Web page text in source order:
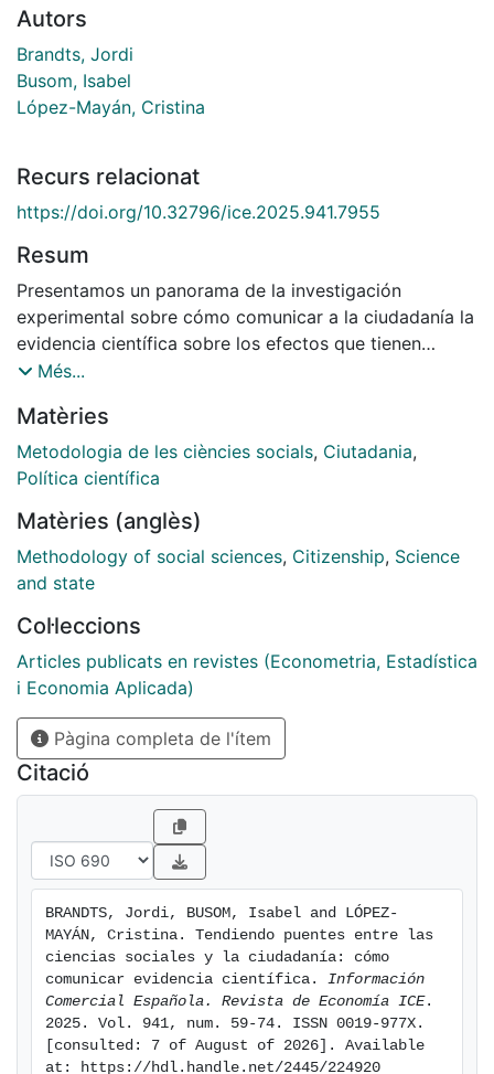
Autors
Brandts, Jordi
Busom, Isabel
López-Mayán, Cristina
Recurs relacionat
https://doi.org/10.32796/ice.2025.941.7955
Resum
Presentamos un panorama de la investigación
experimental sobre cómo comunicar a la ciudadanía la
evidencia científica sobre los efectos que tienen
diversas políticas públicas, para que aquella pueda
creencias infundadas sobre el funcionamiento de
algunas políticas, debidas a menudo a una visión
intuitiva y parcial de las mismas, conduce a que se
sociedad. Revisamos las bases psicológicas y sociales
de dichas creencias, y presentamos evidencia sobre el
impacto que tienen diversos formatos de
mismas. Para algunas políticas, como la de control de
alquileres, el formato visual produce un mayor
abandono de creencias infundadas que el formato
escrito.
Més...
Matèries
Metodologia de les ciències socials, Ciutadania,
Política científica
Matèries (anglès)
Methodology of social sciences, Citizenship, Science
and state
Col·leccions
Articles publicats en revistes (Econometria, Estadística
i Economia Aplicada)
Pàgina completa de l'ítem
Citació
BRANDTS, Jordi, BUSOM, Isabel and LÓPEZ-
MAYÁN, Cristina. Tendiendo puentes entre las
ciencias sociales y la ciudadanía: cómo
comunicar evidencia científica. Información
Comercial Española. Revista de Economía ICE.
2025. Vol. 941, num. 59-74. ISSN 0019-977X.
[consulted: 7 of August of 2026]. Available
at: https://hdl.handle.net/2445/224920